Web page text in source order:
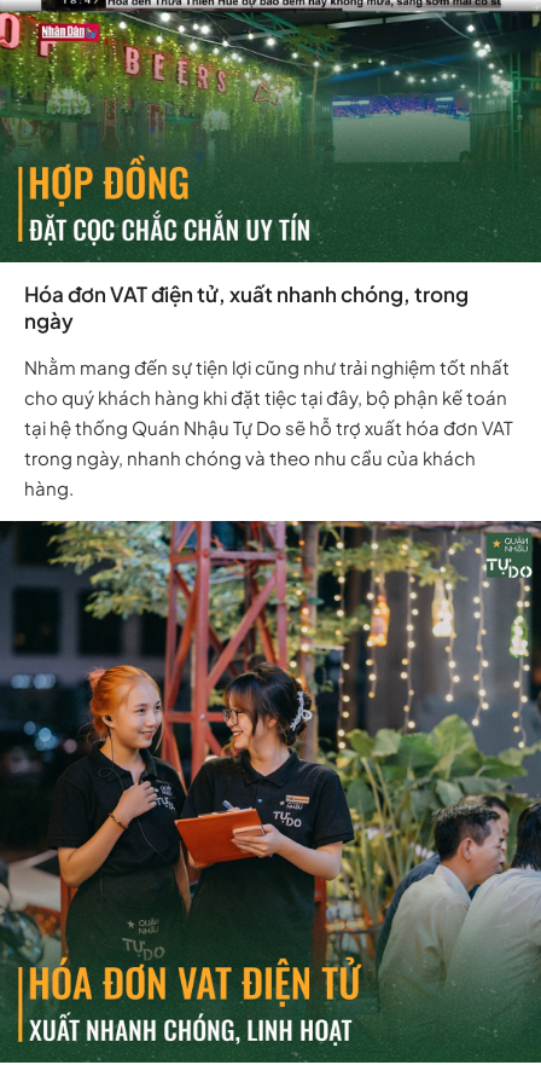
Hóa đơn VAT điện tử, xuất nhanh chóng, trong
ngày
Nhằm mang đến sự tiện lợi cũng như trải nghiệm tốt nhất
cho quý khách hàng khi đặt tiệc tại đây, bộ phận kế toán
tại hệ thống Quán Nhậu Tự Do sẽ hỗ trợ xuất hóa đơn VAT
trong ngày, nhanh chóng và theo nhu cầu của khách
hàng.